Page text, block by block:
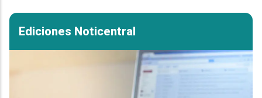
Ediciones Noticentral